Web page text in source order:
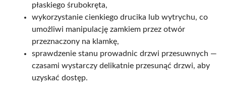
płaskiego śrubokręta,
wykorzystanie cienkiego drucika lub wytrychu, co
umożliwi manipulację zamkiem przez otwór
przeznaczony na klamkę,
sprawdzenie stanu prowadnic drzwi przesuwnych —
czasami wystarczy delikatnie przesunąć drzwi, aby
uzyskać dostęp.